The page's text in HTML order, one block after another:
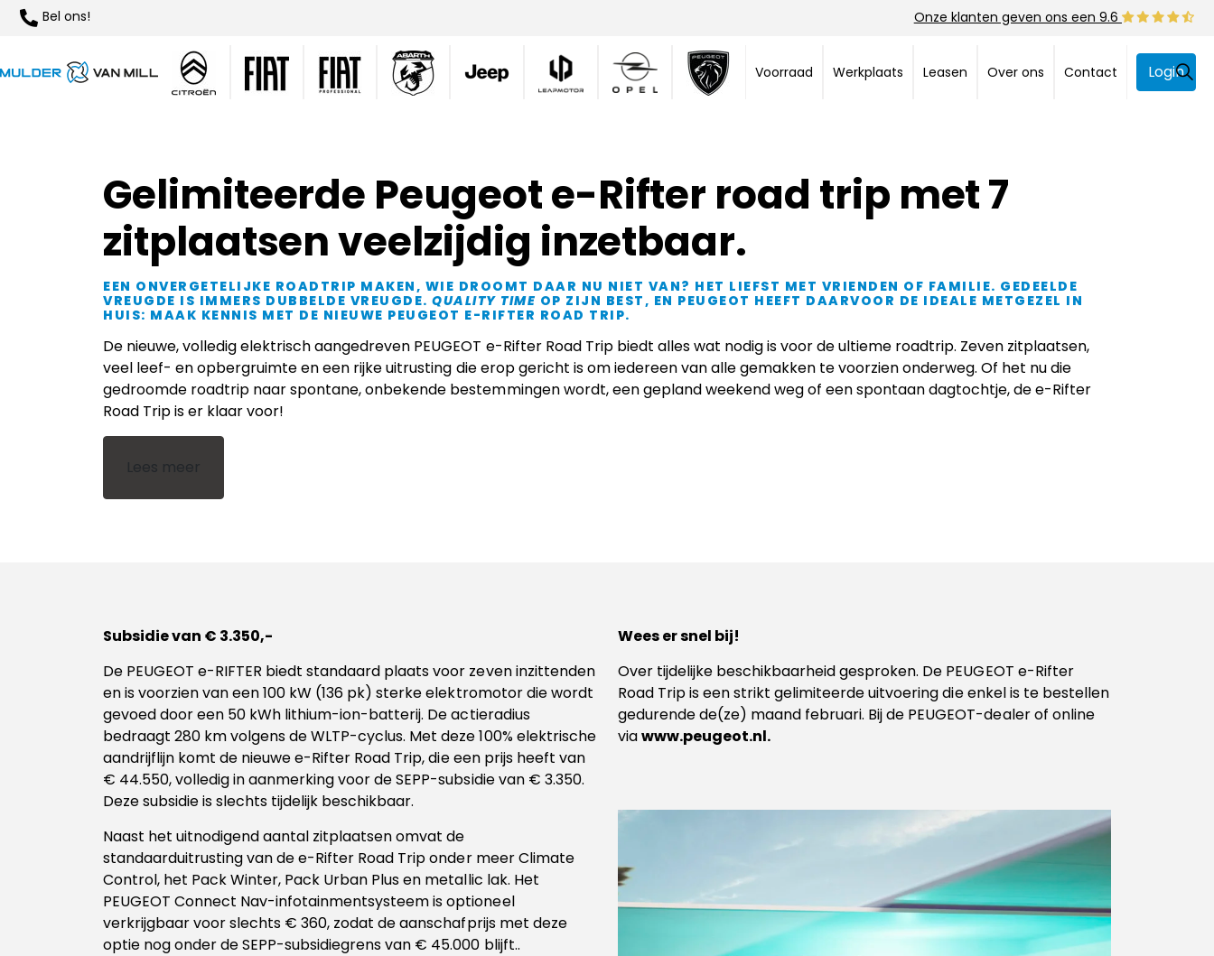
Bel ons! Onze klanten geven ons een 9.6
Voorraad Werkplaats Leasen Over ons Contact Login
Gelimiteerde Peugeot e-Rifter road trip met 7
zitplaatsen veelzijdig inzetbaar.
EEN ONVERGETELIJKE ROADTRIP MAKEN, WIE DROOMT DAAR NU NIET VAN? HET LIEFST MET VRIENDEN OF FAMILIE. GEDEELDE
VREUGDE IS IMMERS DUBBELDE VREUGDE. QUALITY TIME OP ZIJN BEST, EN PEUGEOT HEEFT DAARVOOR DE IDEALE METGEZEL IN
HUIS: MAAK KENNIS MET DE NIEUWE PEUGEOT E-RIFTER ROAD TRIP.
De nieuwe, volledig elektrisch aangedreven PEUGEOT e-Rifter Road Trip biedt alles wat nodig is voor de ultieme roadtrip. Zeven zitplaatsen,
veel leef- en opbergruimte en een rijke uitrusting die erop gericht is om iedereen van alle gemakken te voorzien onderweg. Of het nu die
gedroomde roadtrip naar spontane, onbekende bestemmingen wordt, een gepland weekend weg of een spontaan dagtochtje, de e-Rifter
Road Trip is er klaar voor!
Lees meer
Subsidie van € 3.350,-
De PEUGEOT e-RIFTER biedt standaard plaats voor zeven inzittenden
en is voorzien van een 100 kW (136 pk) sterke elektromotor die wordt
gevoed door een 50 kWh lithium-ion-batterij. De actieradius
bedraagt 280 km volgens de WLTP-cyclus. Met deze 100% elektrische
aandrijflijn komt de nieuwe e-Rifter Road Trip, die een prijs heeft van
€ 44.550, volledig in aanmerking voor de SEPP-subsidie van € 3.350.
Deze subsidie is slechts tijdelijk beschikbaar.
Naast het uitnodigend aantal zitplaatsen omvat de
standaarduitrusting van de e-Rifter Road Trip onder meer Climate
Control, het Pack Winter, Pack Urban Plus en metallic lak. Het
PEUGEOT Connect Nav-infotainmentsysteem is optioneel
verkrijgbaar voor slechts € 360, zodat de aanschafprijs met deze
optie nog onder de SEPP-subsidiegrens van € 45.000 blijft..
Wees er snel bij!
Over tijdelijke beschikbaarheid gesproken. De PEUGEOT e-Rifter
Road Trip is een strikt gelimiteerde uitvoering die enkel is te bestellen
gedurende de(ze) maand februari. Bij de PEUGEOT-dealer of online
viawww.peugeot.nl.